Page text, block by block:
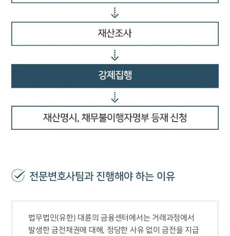
그룹소개
대륜의 강점
오시는 길
글로벌 파트너 로펌
고객의 소리
통합검색
AI대륜
업무사례
주요 업무사례
사례분석/최신동향
금융·자본시장그룹 업무
전체
전문변호사팀과 진행해야 하는 이유
법무법인(유한) 대륜의 금융센터에서는 거래과정에서
발생한 금전채권에 대해, 정당한 사유 없이 금전을 지급